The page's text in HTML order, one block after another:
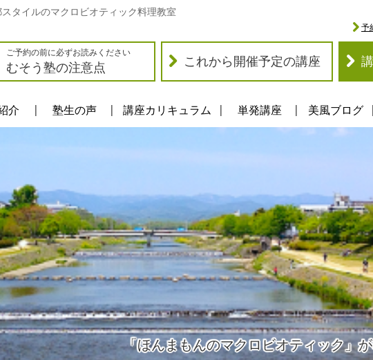
タイルのマクロビオティック料理教室
ご予約の前に必ずお読みください
むそう塾の注意点 これから開催予定の講座
予
介 塾生の声 講座カリキュラム 単発講座 美風ブログ
「ほんまもんのマクロビオティック」